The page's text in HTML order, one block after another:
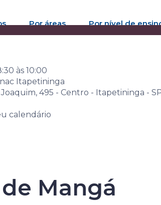
Por áreas Por nível de
às 10:00
Itapetininga
495 - Centro - Itapetininga -
calendário
Mangá